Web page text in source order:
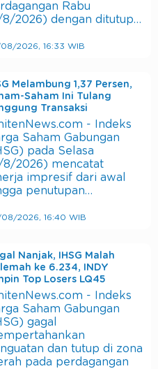
Rabu
2026) dengan ditutup…
2026, 16:33 WIB
Melambung 1,37 Persen,
Saham Ini Tulang
Transaksi
- Indeks
Saham Gabungan
pada Selasa
2026) mencatat
impresif dari awal
penutupan…
2026, 16:40 WIB
Nanjak, IHSG Malah
ke 6.234, INDY
Top Losers LQ45
- Indeks
Saham Gabungan
gagal
dan tutup di zona
pada perdagangan